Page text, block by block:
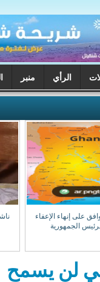
الستايل فن
ناشط يهاجم رئيس جهة
الاحتفاء بتنصيب